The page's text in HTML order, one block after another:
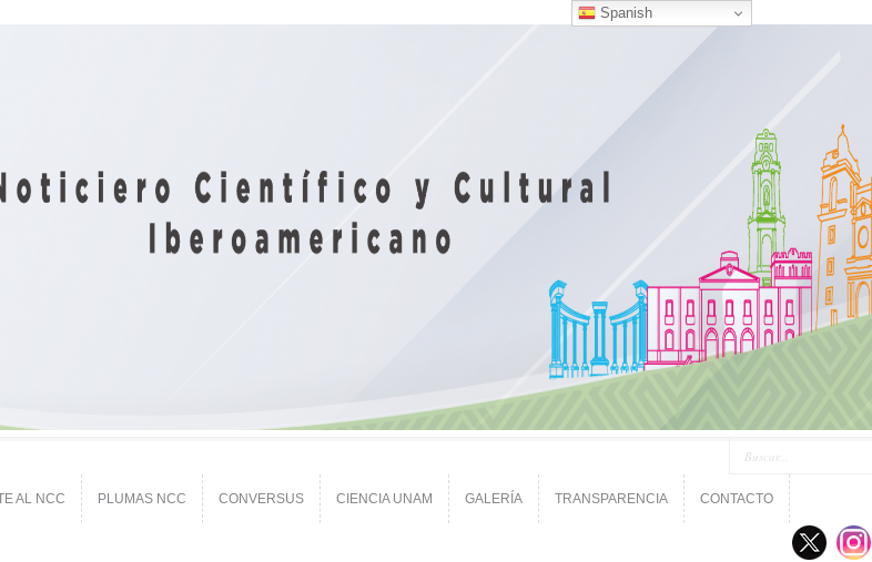
AL NCC PLUMAS NCC CONVERSUS CIENCIA UNAM GALERÍA TRANSPARENCIA CONTACTO
Spanish